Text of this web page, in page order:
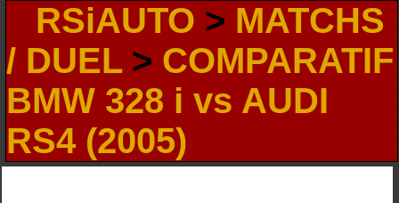
RSiAUTO > MATCHS
/ DUEL> COMPARATIF
BMW 328 i vs AUDI
RS4 (2005)